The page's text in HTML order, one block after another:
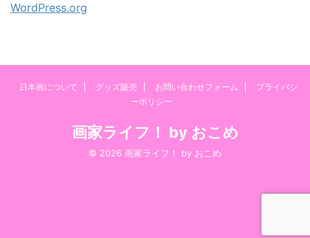
WordPress.org
日本画について グッズ販売 お問い合わせフォーム
プライバシ
ーポリシー
画家ライフ！ by おこめ
© 2026 画家ライフ！ by おこめ